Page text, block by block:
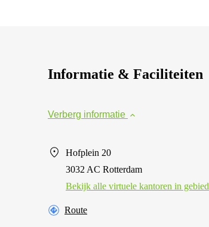
Informatie & Faciliteiten
Verberg informatie
Hofplein 20
3032 AC Rotterdam
Bekijk alle virtuele kantoren in gebied
Route